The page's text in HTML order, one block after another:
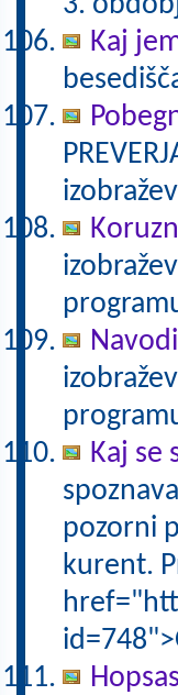
Kaj
Kaj se
pozorni
kurent.